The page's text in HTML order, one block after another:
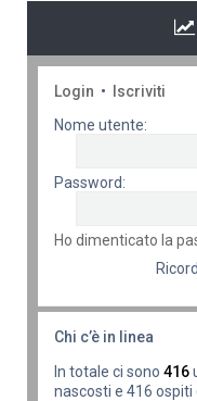
Login •
Iscriviti
Nome utente:
Password:
Ho dimenticato la
Chi c’è in linea
In totale ci sono 416
nascosti e 416